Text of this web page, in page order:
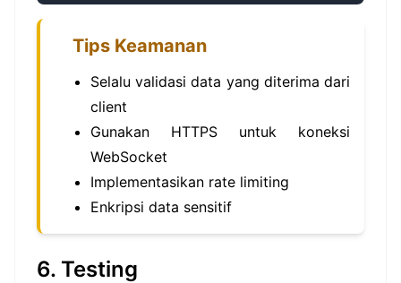
Tips Keamanan
Selalu validasi data yang diterima dari
client
Gunakan HTTPS untuk koneksi
WebSocket
Implementasikan rate limiting
Enkripsi data sensitif
6. Testing